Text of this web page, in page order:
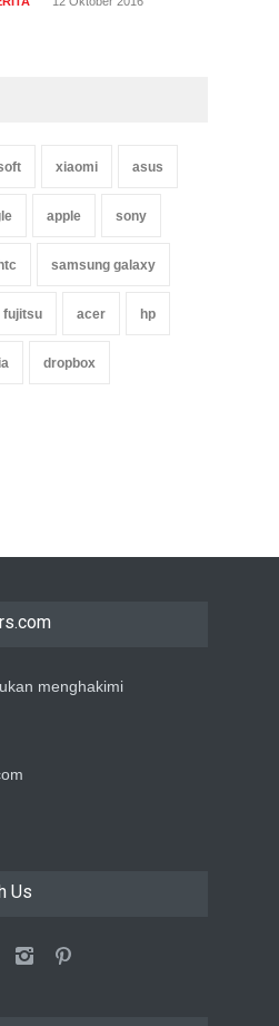
xiaomi asus
apple sony
htc samsung galaxy
fujitsu acer hp
dropbox
menghakimi
Us